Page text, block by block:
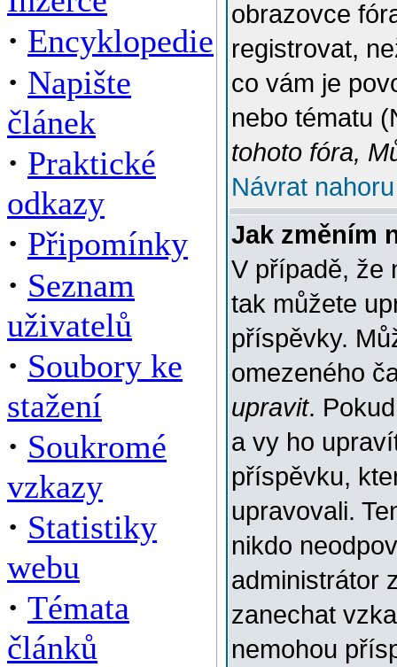
· Encyklopedie
· Napište
článek
· Praktické
odkazy
· Připomínky
· Seznam
uživatelů
· Soubory ke
stažení
· Soukromé
vzkazy
· Statistiky
webu
· Témata
článků
obrazovce
registrovat,
co vám je
nebo tématu
tohoto fóra,
Návrat nahoru
Jak změním
V případě, že
tak můžete
příspěvky.
omezeného
upravit.
a vy ho
příspěvku,
upravovali.
nikdo
administrátor
zanechat
nemohou